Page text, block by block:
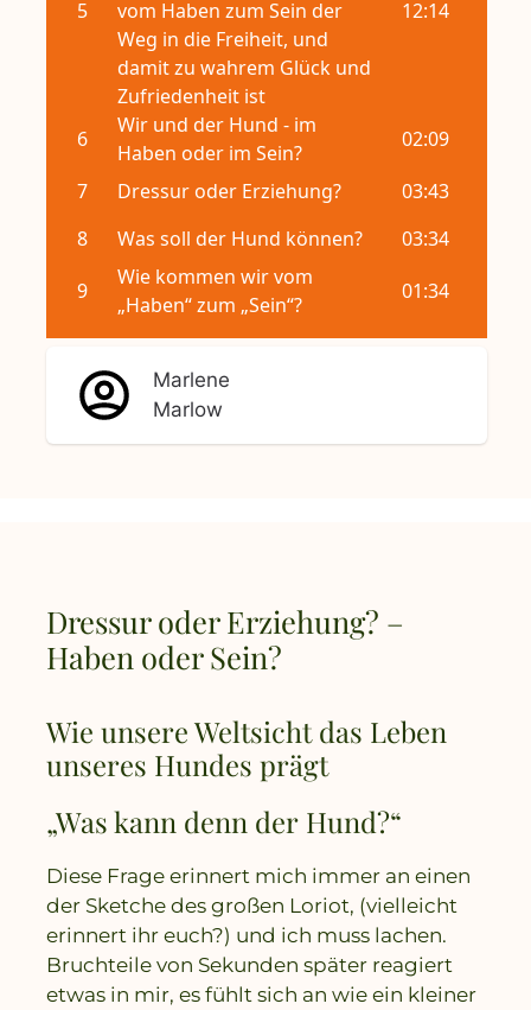
Marlene
Marlow
Dressur oder Erziehung? –
Haben oder Sein?
Wie unsere Weltsicht das Leben
unseres Hundes prägt
„Was kann denn der Hund?“
Diese Frage erinnert mich immer an einen
der Sketche des großen Loriot, (vielleicht
erinnert ihr euch?) und ich muss lachen.
Bruchteile von Sekunden später reagiert
etwas in mir, es fühlt sich an wie ein kleiner